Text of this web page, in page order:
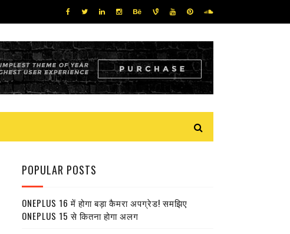
POPULAR POSTS
ONEPLUS 16 में होगा बड़ा कैमरा अपग्रेड! समझिए
ONEPLUS 15 से कितना होगा अलग